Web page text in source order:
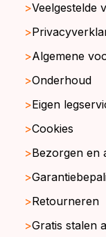
Veelgestelde
Algemene
Onderhoud
Eigen
Cookies
Bezorgen en
Retourneren
Gratis stalen